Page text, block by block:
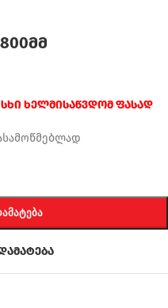
ხელმისაწვდომ ფასად